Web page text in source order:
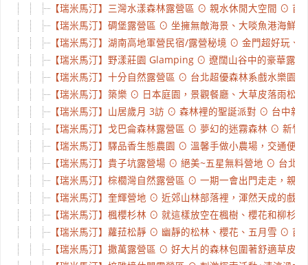
【瑞米馬汀】三灣水漾森林露營區 ⊙ 親水休閒大空間 ⊙ 苗
【瑞米馬汀】碉堡露營區 ⊙ 坐擁無敵海景、大啖魚港海鮮
【瑞米馬汀】湖南高地軍營民宿/露營秘境 ⊙ 金門超好玩、
【瑞米馬汀】野漾莊園 Glamping ⊙ 遼闊山谷中的豪華露
【瑞米馬汀】十分自然露營區 ⊙ 台北超優森林系戲水樂園
【瑞米馬汀】築樂 ⊙ 日本庭園，景觀餐廳、大草皮落雨松
【瑞米馬汀】山居歲月 3訪 ⊙ 森林裡的聖誕派對 ⊙ 台中新
【瑞米馬汀】戈巴侖森林露營區 ⊙ 夢幻的迷霧森林 ⊙ 新竹
【瑞米馬汀】驛品香生態農園 ⊙ 溫馨手做小農場，交通便
【瑞米馬汀】貴子坑露營場 ⊙ 絕美~五星無料營地 ⊙ 台北
【瑞米馬汀】棕櫚灣自然露營區 ⊙ 一期一會出門走走，親
【瑞米馬汀】奎輝營地 ⊙ 近郊山林部落裡，渾然天成的戲
【瑞米馬汀】楓櫻杉林 ⊙ 就這樣放空在楓樹、櫻花和柳杉
【瑞米馬汀】蘿菈松靜 ⊙ 幽靜的松林、櫻花、五月雪 ⊙ 苗
【瑞米馬汀】撒萬露營區 ⊙ 好大片的森林包圍著舒適草皮